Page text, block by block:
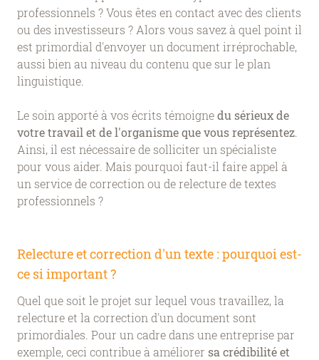
professionnels ? Vous êtes en contact avec des clients
ou des investisseurs ? Alors vous savez à quel point il
est primordial d'envoyer un document irréprochable,
aussi bien au niveau du contenu que sur le plan
linguistique.
Le soin apporté à vos écrits témoignedu sérieux de
votre travail et de l'organisme que vous représentez.
Ainsi, il est nécessaire de solliciter un spécialiste
pour vous aider. Mais pourquoi faut-il faire appel à
un service de correction ou de relecture de textes
professionnels ?
Relecture et correction d'un texte : pourquoi est-
ce si important ?
Quel que soit le projet sur lequel vous travaillez, la
relecture et la correction d'un document sont
primordiales. Pour un cadre dans une entreprise par
exemple, ceci contribue à améliorer sa crédibilité et